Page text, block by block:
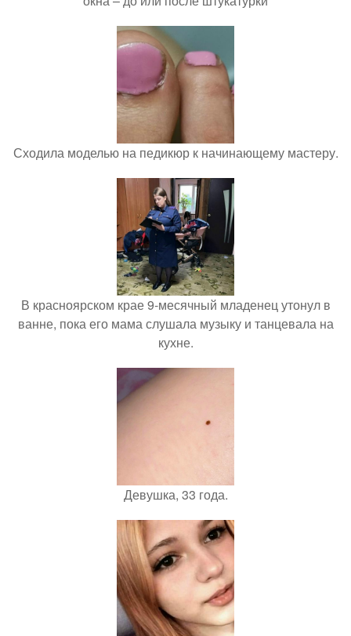
Сходила моделью на педикюр к начинающему мастеру.
В красноярском крае 9-месячный младенец утонул в
ванне, пока его мама слушала музыку и танцевала на
кухне.
Девушка, 33 года.